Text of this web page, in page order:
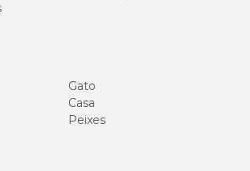
Gato
Casa
Peixes